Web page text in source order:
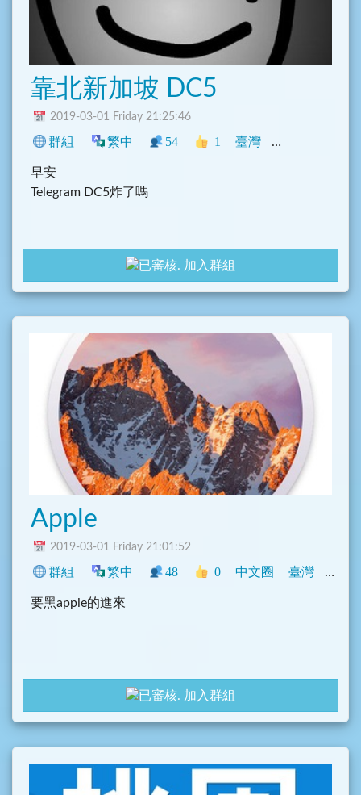
靠北新加坡 DC5
2019-03-01 Friday 21:25:46
群組 繁中 54 1 臺灣 Telegram
早安
Telegram DC5炸了嗎
加入群組
Apple
2019-03-01 Friday 21:01:52
群組 繁中 48 0 中文圈 臺灣 閒聊
要黑apple的進來
加入群組